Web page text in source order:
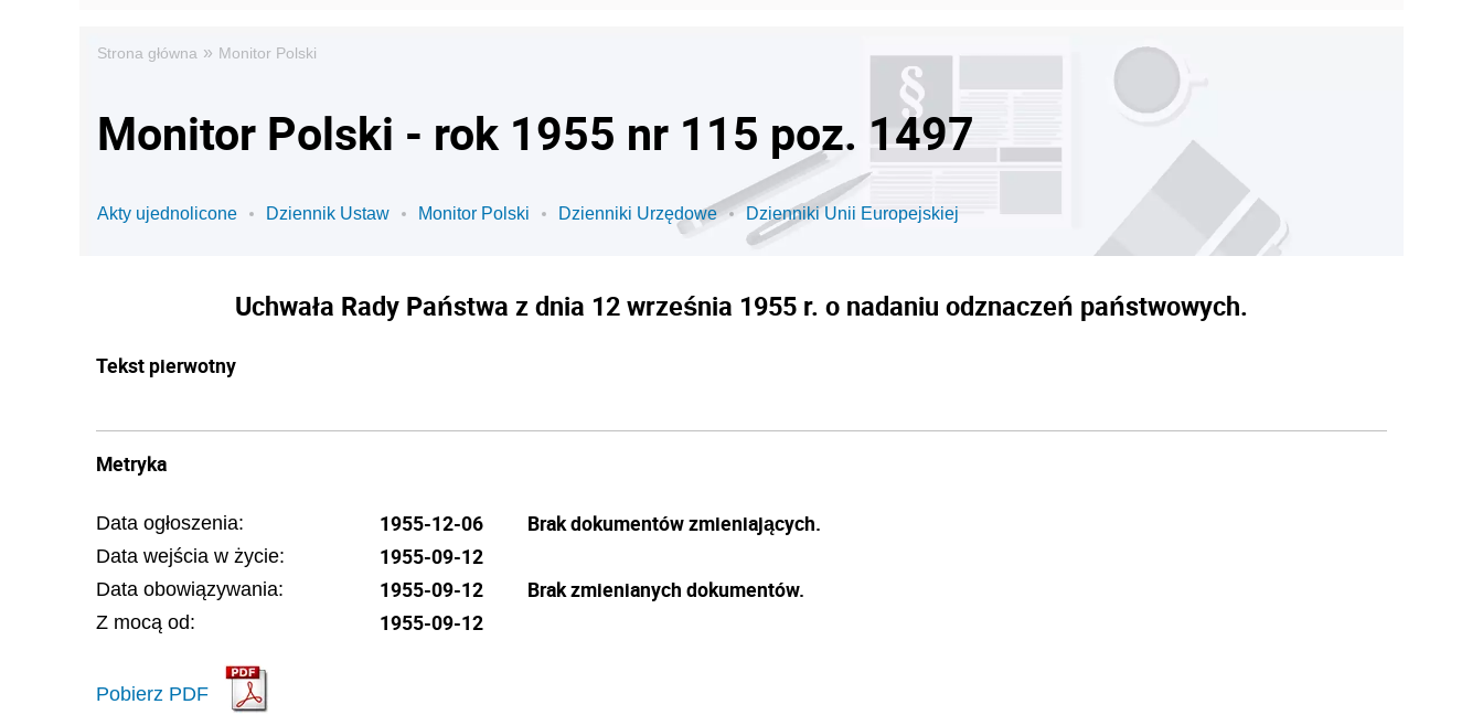
Strona główna » Monitor Polski
Monitor Polski - rok 1955 nr 115 poz. 1497
Akty ujednolicone Dziennik Ustaw Monitor Polski Dzienniki Urzędowe Dzienniki Unii Europejskiej
Uchwała Rady Państwa z dnia 12 września 1955 r. o nadaniu odznaczeń państwowych.
Tekst pierwotny
Metryka
Data ogłoszenia: 1955-12-06
Data wejścia w życie: 1955-09-12
Data obowiązywania: 1955-09-12
Z mocą od: 1955-09-12
Pobierz PDF
Brak dokumentów zmieniających.
Brak zmienianych dokumentów.